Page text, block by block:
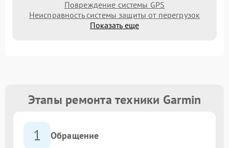
Повреждение системы GPS
Неисправность системы защиты от перегрузок
Показать еще
Этапы ремонта техники Garmin
1 Обращение